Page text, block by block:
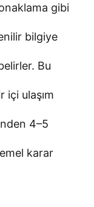
gibi
bilgiye
Bu
içi ulaşım
4–5
karar